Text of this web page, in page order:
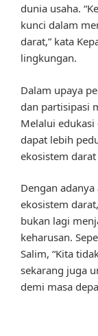
dunia usaha.
kunci dalam
darat,” kata
lingkungan.
Dalam upaya
dan partisipasi
Melalui edukasi
dapat lebih
ekosistem
Dengan
ekosistem
bukan lagi
keharusan.
Salim, “Kita
sekarang juga
demi masa